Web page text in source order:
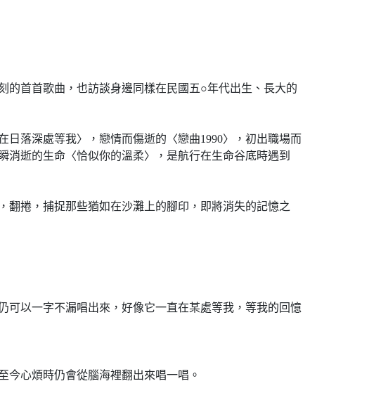
首首歌曲，也訪談身邊同樣在民國五○年代出生、長大的
落深處等我〉，戀情而傷逝的〈戀曲1990〉，初出職場而
逝的生命〈恰似你的溫柔〉，是航行在生命谷底時遇到
捲，捕捉那些猶如在沙灘上的腳印，即將消失的記憶之
以一字不漏唱出來，好像它一直在某處等我，等我的回憶
心煩時仍會從腦海裡翻出來唱一唱。